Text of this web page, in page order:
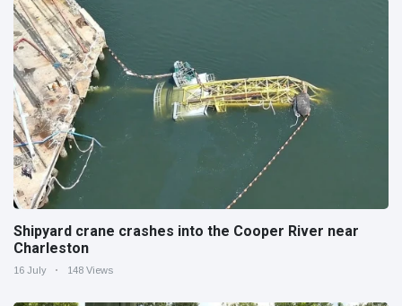
Shipyard crane crashes into the Cooper River near
Charleston
16 July 148 Views